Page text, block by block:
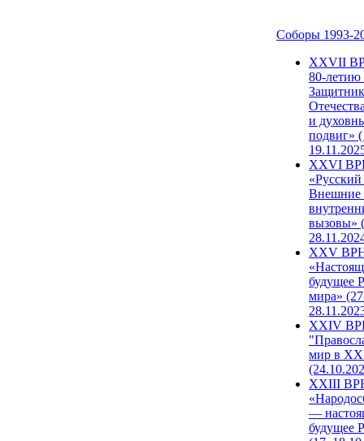
Соборы 1993-
ХХVII
80-
и
подвиг»
XXVI
Внешние
вызовы»
XXV
будущее
мира»
XXIV
мир в
XXIII
—
будущее